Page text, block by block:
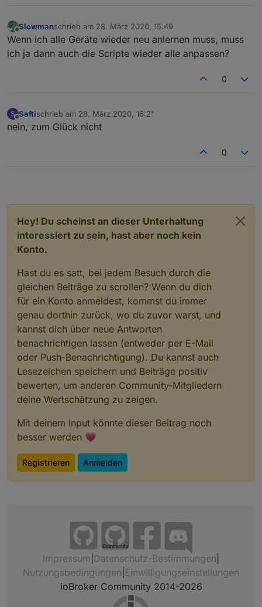
Offline
Slowmanschrieb am 28. März 2020, 15:49
zuletzt editiert von
Wenn ich alle Geräte wieder neu anlernen muss, muss
ich ja dann auch die Scripte wieder alle anpassen?
0
S
Offline
Saftischrieb am 28. März 2020, 16:21
zuletzt editiert von
nein, zum Glück nicht
0
Hey! Du scheinst an dieser Unterhaltung
interessiert zu sein, hast aber noch kein
Konto.
Hast du es satt, bei jedem Besuch durch die
gleichen Beiträge zu scrollen? Wenn du dich
für ein Konto anmeldest, kommst du immer
genau dorthin zurück, wo du zuvor warst, und
kannst dich über neue Antworten
benachrichtigen lassen (entweder per E-Mail
oder Push-Benachrichtigung). Du kannst auch
Lesezeichen speichern und Beiträge positiv
bewerten, um anderen Community-Mitgliedern
deine Wertschätzung zu zeigen.
Mit deinem Input könnte dieser Beitrag noch
besser werden 💗
Registrieren Anmelden
Community
Impressum Datenschutz-Bestimmungen
Nutzungsbedingungen Einwilligungseinstellungen
ioBroker Community 2014-2026